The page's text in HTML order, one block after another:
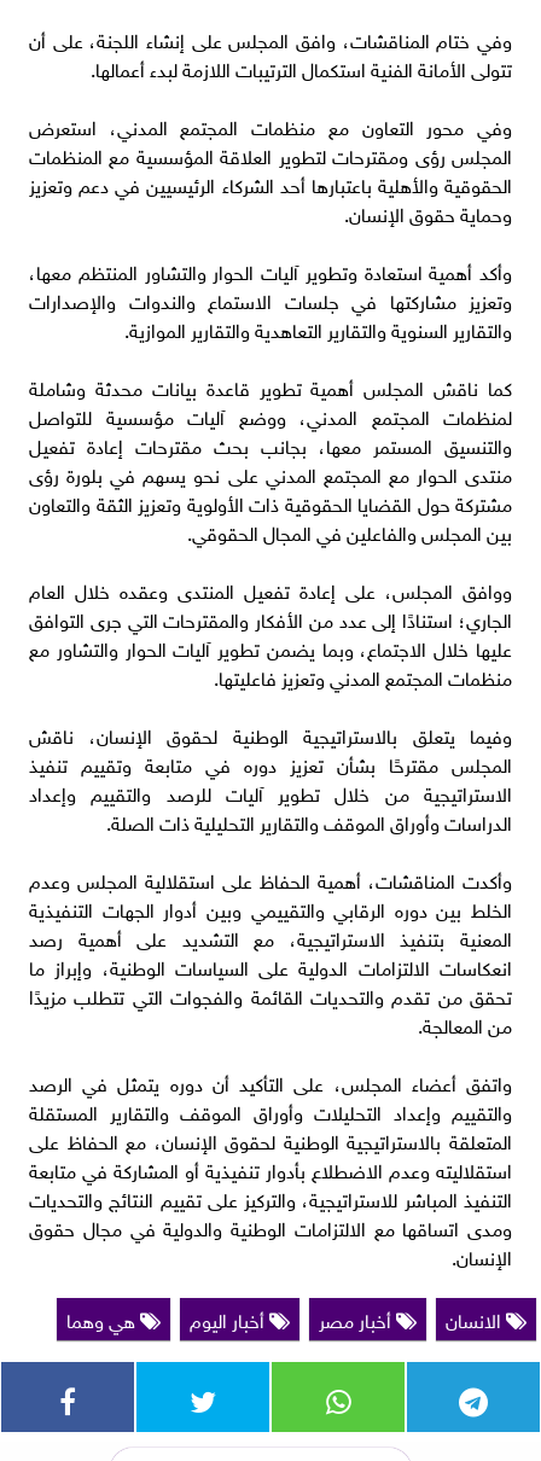
وفي ختام المناقشات، وافق المجلس على إنشاء اللجنة، على أن
تتولى الأمانة الفنية استكمال الترتيبات اللازمة لبدء أعمالها.
وفي محور التعاون مع منظمات المجتمع المدني، استعرض
المجلس رؤى ومقترحات لتطوير العلاقة المؤسسية مع المنظمات
الحقوقية والأهلية باعتبارها أحد الشركاء الرئيسيين في دعم وتعزيز
وحماية حقوق الإنسان.
وأكد أهمية استعادة وتطوير آليات الحوار والتشاور المنتظم معها،
وتعزيز مشاركتها في جلسات الاستماع والندوات والإصدارات
والتقارير السنوية والتقارير التعاهدية والتقارير الموازية.
كما ناقش المجلس أهمية تطوير قاعدة بيانات محدثة وشاملة
لمنظمات المجتمع المدني، ووضع آليات مؤسسية للتواصل
والتنسيق المستمر معها، بجانب بحث مقترحات إعادة تفعيل
منتدى الحوار مع المجتمع المدني على نحو يسهم في بلورة رؤى
مشتركة حول القضايا الحقوقية ذات الأولوية وتعزيز الثقة والتعاون
بين المجلس والفاعلين في المجال الحقوقي.
ووافق المجلس، على إعادة تفعيل المنتدى وعقده خلال العام
الجاري؛ استنادًا إلى عدد من الأفكار والمقترحات التي جرى التوافق
عليها خلال الاجتماع، وبما يضمن تطوير آليات الحوار والتشاور مع
منظمات المجتمع المدني وتعزيز فاعليتها.
وفيما يتعلق بالاستراتيجية الوطنية لحقوق الإنسان، ناقش
المجلس مقترحًا بشأن تعزيز دوره في متابعة وتقييم تنفيذ
الاستراتيجية من خلال تطوير آليات للرصد والتقييم وإعداد
الدراسات وأوراق الموقف والتقارير التحليلية ذات الصلة.
وأكدت المناقشات، أهمية الحفاظ على استقلالية المجلس وعدم
الخلط بين دوره الرقابي والتقييمي وبين أدوار الجهات التنفيذية
المعنية بتنفيذ الاستراتيجية، مع التشديد على أهمية رصد
انعكاسات الالتزامات الدولية على السياسات الوطنية، وإبراز ما
تحقق من تقدم والتحديات القائمة والفجوات التي تتطلب مزيدًا
من المعالجة.
واتفق أعضاء المجلس، على التأكيد أن دوره يتمثل في الرصد
والتقييم وإعداد التحليلات وأوراق الموقف والتقارير المستقلة
المتعلقة بالاستراتيجية الوطنية لحقوق الإنسان، مع الحفاظ على
استقلاليته وعدم الاضطلاع بأدوار تنفيذية أو المشاركة في متابعة
التنفيذ المباشر للاستراتيجية، والتركيز على تقييم النتائج والتحديات
ومدى اتساقها مع الالتزامات الوطنية والدولية في مجال حقوق
الإنسان.
الانسان
أخبار مصر أخبار اليوم هي وهما